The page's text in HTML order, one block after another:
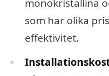
monokristallina
som har olika
effektivitet.